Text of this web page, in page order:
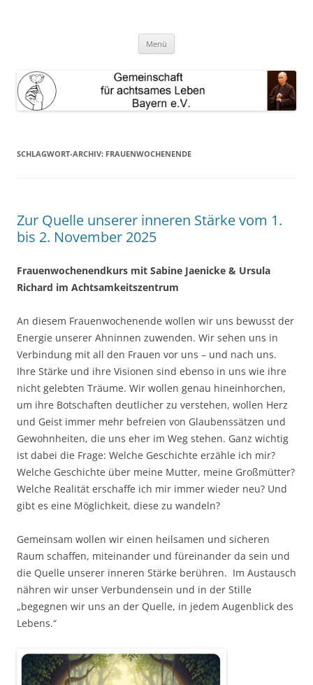
Menü
SCHLAGWORT-ARCHIV: FRAUENWOCHENENDE
Zur Quelle unserer inneren Stärke vom 1.
bis 2. November 2025
Frauenwochenendkurs mit Sabine Jaenicke & Ursula
Richard im Achtsamkeitszentrum
An diesem Frauenwochenende wollen wir uns bewusst der
Energie unserer Ahninnen zuwenden. Wir sehen uns in
Verbindung mit all den Frauen vor uns – und nach uns.
Ihre Stärke und ihre Visionen sind ebenso in uns wie ihre
nicht gelebten Träume. Wir wollen genau hineinhorchen,
um ihre Botschaften deutlicher zu verstehen, wollen Herz
und Geist immer mehr befreien von Glaubenssätzen und
Gewohnheiten, die uns eher im Weg stehen. Ganz wichtig
ist dabei die Frage: Welche Geschichte erzähle ich mir?
Welche Geschichte über meine Mutter, meine Großmütter?
Welche Realität erschaffe ich mir immer wieder neu? Und
gibt es eine Möglichkeit, diese zu wandeln?
Gemeinsam wollen wir einen heilsamen und sicheren
Raum schaffen, miteinander und füreinander da sein und
die Quelle unserer inneren Stärke berühren. Im Austausch
nähren wir unser Verbundensein und in der Stille
„begegnen wir uns an der Quelle, in jedem Augenblick des
Lebens.“